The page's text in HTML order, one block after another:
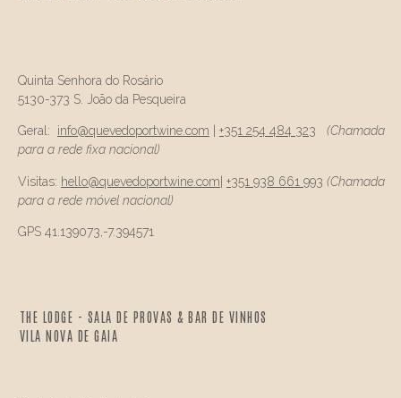
Quinta Senhora do Rosário
5130-373 S. João da Pesqueira
Geral: info@quevedoportwine.com +351 254 484 323
(Chamada
para a rede fixa nacional)
Visitas: hello@quevedoportwine.com| +351 938 661 993 (Chamada
para a rede móvel nacional)
GPS 41.139073,-7.394571
THE LODGE - SALA DE PROVAS & BAR DE VINHOS
VILA NOVA DE GAIA